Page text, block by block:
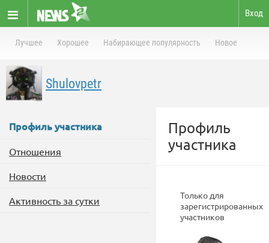
Вход
Лучшее Хорошее Набирающее популярность Новое
Shulovpetr
Профиль участника
Отношения
Новости
Активность за сутки
Профиль
участника
Только для
зарегистрированных
участников